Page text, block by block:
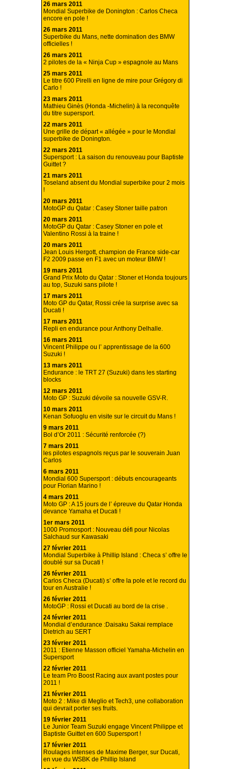
26 mars 2011
Mondial Superbike de Donington : Carlos Checa
encore en pole !
26 mars 2011
Superbike du Mans, nette domination des BMW
officielles !
26 mars 2011
2 pilotes de la « Ninja Cup » espagnole au Mans
25 mars 2011
Le titre 600 Pirelli en ligne de mire pour Grégory di
Carlo !
23 mars 2011
Mathieu Ginès (Honda -Michelin) à la reconquête
du titre supersport.
22 mars 2011
Une grille de départ « allégée » pour le Mondial
superbike de Donington.
22 mars 2011
Supersport : La saison du renouveau pour Baptiste
Guittet ?
21 mars 2011
Toseland absent du Mondial superbike pour 2 mois
!
20 mars 2011
MotoGP du Qatar : Casey Stoner taille patron
20 mars 2011
MotoGP du Qatar : Casey Stoner en pole et
Valentino Rossi à la traine !
20 mars 2011
Jean Louis Hergott, champion de France side-car
F2 2009 passe en F1 avec un moteur BMW !
19 mars 2011
Grand Prix Moto du Qatar : Stoner et Honda toujours
au top, Suzuki sans pilote !
17 mars 2011
Moto GP du Qatar, Rossi crée la surprise avec sa
Ducati !
17 mars 2011
Repli en endurance pour Anthony Delhalle.
16 mars 2011
Vincent Philippe ou l’ apprentissage de la 600
Suzuki !
13 mars 2011
Endurance : le TRT 27 (Suzuki) dans les starting
blocks
12 mars 2011
Moto GP : Suzuki dévoile sa nouvelle GSV-R.
10 mars 2011
Kenan Sofuoglu en visite sur le circuit du Mans !
9 mars 2011
Bol d’Or 2011 : Sécurité renforcée (?)
7 mars 2011
les pilotes espagnols reçus par le souverain Juan
Carlos
6 mars 2011
Mondial 600 Supersport : débuts encourageants
pour Florian Marino !
4 mars 2011
Moto GP : A 15 jours de l’ épreuve du Qatar Honda
devance Yamaha et Ducati !
1er mars 2011
1000 Promosport : Nouveau défi pour Nicolas
Salchaud sur Kawasaki
27 février 2011
Mondial Superbike à Phillip Island : Checa s’ offre le
doublé sur sa Ducati !
26 février 2011
Carlos Checa (Ducati) s’ offre la pole et le record du
tour en Australie !
26 février 2011
MotoGP : Rossi et Ducati au bord de la crise .
24 février 2011
Mondial d’endurance :Daisaku Sakai remplace
Dietrich au SERT
23 février 2011
2011 : Etienne Masson officiel Yamaha-Michelin en
Supersport
22 février 2011
Le team Pro Boost Racing aux avant postes pour
2011 !
21 février 2011
Moto 2 : Mike di Meglio et Tech3, une collaboration
qui devrait porter ses fruits.
19 février 2011
Le Junior Team Suzuki engage Vincent Philippe et
Baptiste Guittet en 600 Supersport !
17 février 2011
Roulages intenses de Maxime Berger, sur Ducati,
en vue du WSBK de Phillip Island